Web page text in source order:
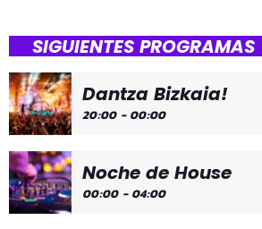
¡Toda la música!
¡Toda la música!
SIGUIENTES PROGRAMAS
Dantza Bizkaia!
20:00 - 00:00
Noche de House
00:00 - 04:00